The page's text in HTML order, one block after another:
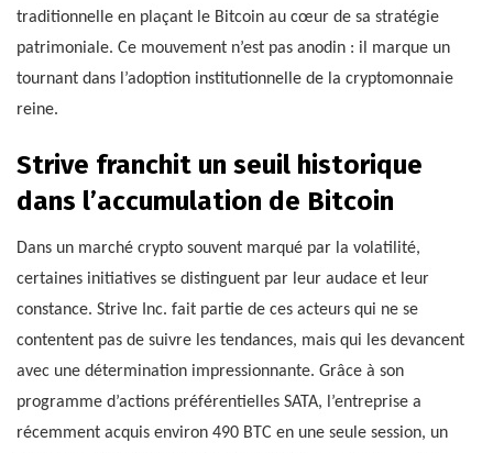
traditionnelle en plaçant le Bitcoin au cœur de sa stratégie
patrimoniale. Ce mouvement n’est pas anodin : il marque un
tournant dans l’adoption institutionnelle de la cryptomonnaie
reine.
Strive franchit un seuil historique
dans l’accumulation de Bitcoin
Dans un marché crypto souvent marqué par la volatilité,
certaines initiatives se distinguent par leur audace et leur
constance. Strive Inc. fait partie de ces acteurs qui ne se
contentent pas de suivre les tendances, mais qui les devancent
avec une détermination impressionnante. Grâce à son
programme d’actions préférentielles SATA, l’entreprise a
récemment acquis environ 490 BTC en une seule session, un